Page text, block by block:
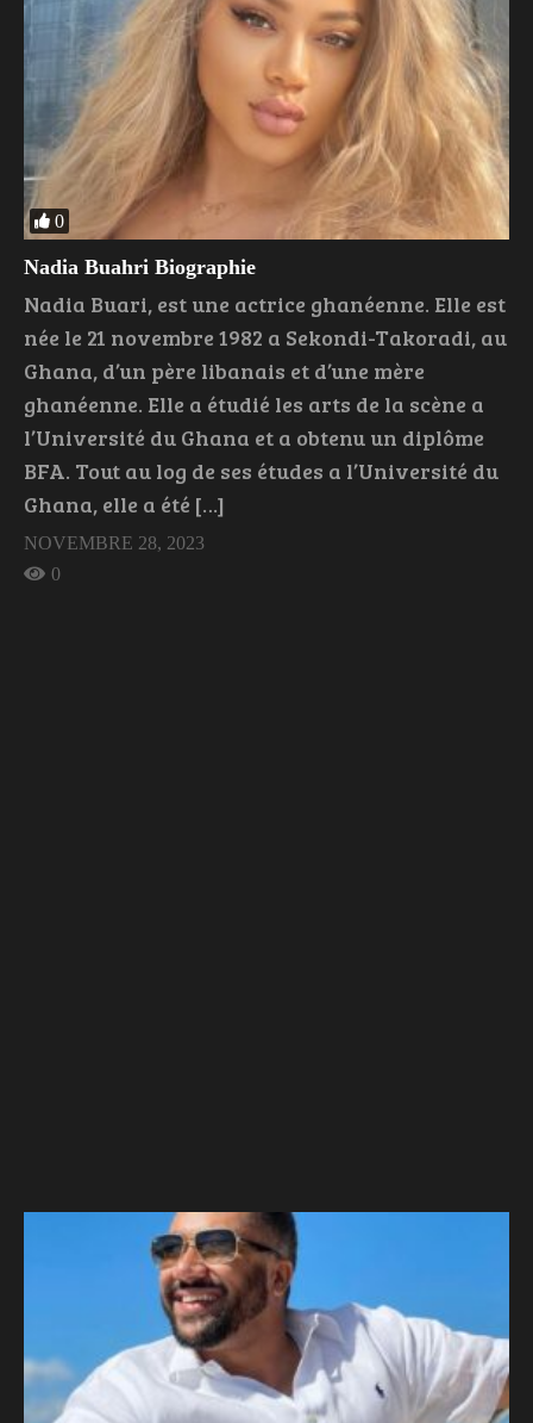
0
Nadia Buahri Biographie
Nadia Buari, est une actrice ghanéenne. Elle est
née le 21 novembre 1982 a Sekondi-Takoradi, au
Ghana, d’un père libanais et d’une mère
ghanéenne. Elle a étudié les arts de la scène a
l’Université du Ghana et a obtenu un diplôme
BFA. Tout au log de ses études a l’Université du
Ghana, elle a été […]
NOVEMBRE 28, 2023
0